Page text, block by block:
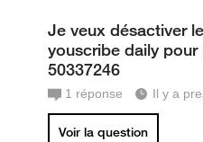
Je veux désactiver
youscribe daily pour
50337246
1 réponse Il y a
Voir la question